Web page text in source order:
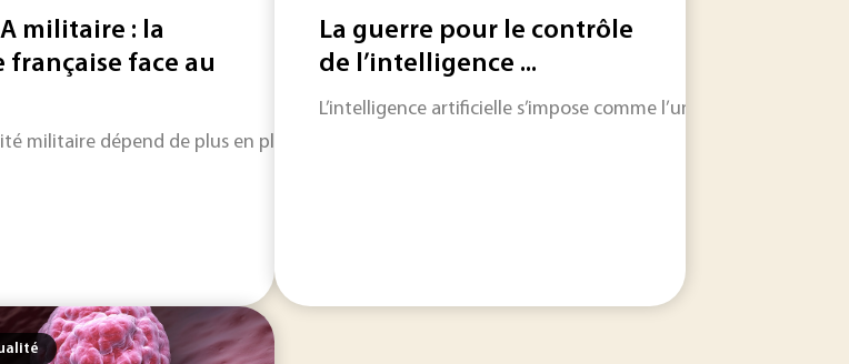
naturelle dans le premier article de cette série, la question de la faisabilité de la production...
militaire : la
française face au
militaire dépend de plus en plus des données, des logiciels, du cloud et de l’intelligence
La guerre pour le contrôle
de l’intelligence ...
L’intelligence artificielle s’impose comme l’un des champs